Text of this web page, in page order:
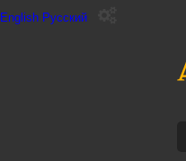
English Русский